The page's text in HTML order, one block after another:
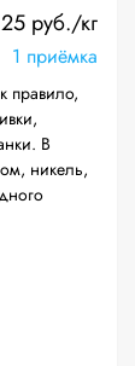
25 руб./кг
1 приёмка
правило,
В
никель,